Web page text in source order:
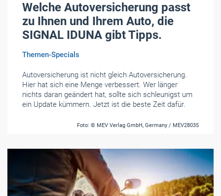
Foto: © MEV Verlag GmbH, Germany / MEV28035
Welche Autoversicherung passt
zu Ihnen und Ihrem Auto, die
SIGNAL IDUNA gibt Tipps.
Themen-Specials
Autoversicherung ist nicht gleich Autoversicherung.
Hier hat sich eine Menge verbessert. Wer länger
nichts daran geändert hat, sollte sich schleunigst um
ein Update kümmern. Jetzt ist die beste Zeit dafür.